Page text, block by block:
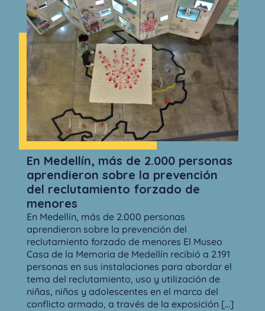
En Medellín, más de 2.000 personas
aprendieron sobre la prevención
del reclutamiento forzado de
menores
En Medellín, más de 2.000 personas
aprendieron sobre la prevención del
reclutamiento forzado de menores El Museo
Casa de la Memoria de Medellín recibió a 2.191
personas en sus instalaciones para abordar el
tema del reclutamiento, uso y utilización de
niñas, niños y adolescentes en el marco del
conflicto armado, a través de la exposición [...]